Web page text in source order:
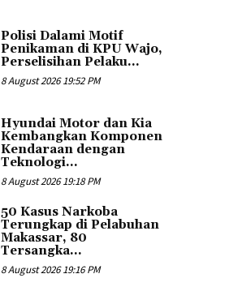
Polisi Dalami Motif
Penikaman di KPU Wajo,
Perselisihan Pelaku...
8 August 2026 19:52 PM
Hyundai Motor dan Kia
Kembangkan Komponen
Kendaraan dengan
Teknologi...
8 August 2026 19:18 PM
50 Kasus Narkoba
Terungkap di Pelabuhan
Makassar, 80
Tersangka...
8 August 2026 19:16 PM